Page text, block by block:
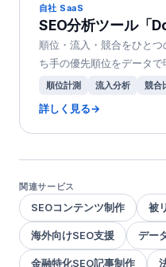
自社 SaaS
SEO分析ツール「
順位・流入・競合をひと
ち手の優先順位をデータで
順位計測 流入分析 競合
詳しく見る→
関連サービス
SEOコンテンツ制作 被
海外向けSEO支援 デー
金融特化SEO記事制作